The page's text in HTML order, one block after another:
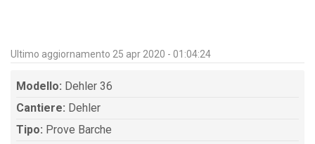
Ultimo aggiornamento 25 apr 2020 - 01:04:24
Modello: Dehler 36
Cantiere: Dehler
Tipo: Prove Barche